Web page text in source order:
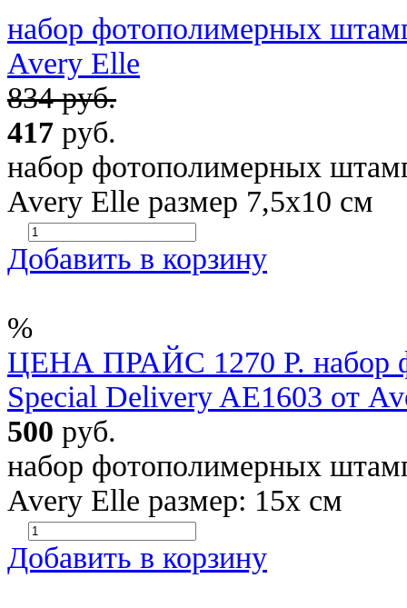
набор фотополимерных
Avery Elle
834 руб.
417 руб.
набор фотополимерных
Avery Elle размер 7,5х10 см
Добавить в корзину
%
ЦЕНА ПРАЙС 1270 Р. набор
Special Delivery AE1603 от
500 руб.
набор фотополимерных
Avery Elle размер: 15х см
Добавить в корзину